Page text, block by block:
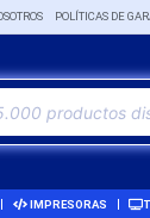
POLÍTICAS DE
IMPRESORAS